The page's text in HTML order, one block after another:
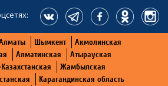
Шымкент
Акмолинская
Алматинская
Атырауская
Жамбылская
Карагандинская область